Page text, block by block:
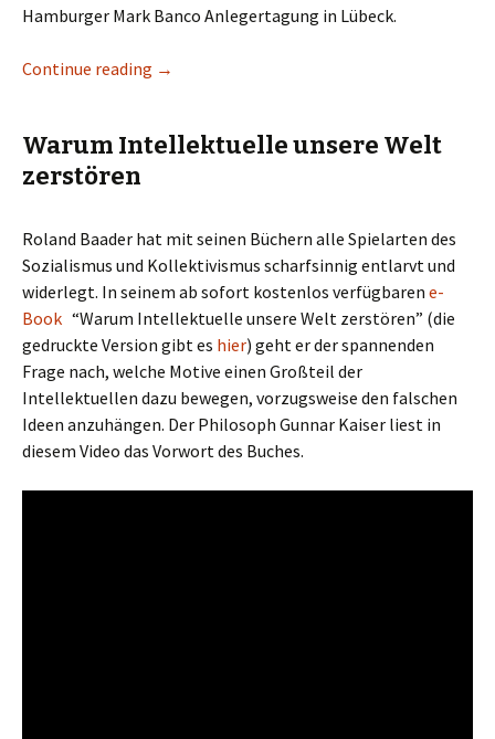
Hamburger Mark Banco Anlegertagung in Lübeck.
Continue reading Dr. Markus Krall erhält die ROLAND
→
Warum Intellektuelle unsere Welt
zerstören
Roland Baader hat mit seinen Büchern alle Spielarten des
Sozialismus und Kollektivismus scharfsinnig entlarvt und
widerlegt. In seinem ab sofort kostenlos verfügbaren e-
Book “Warum Intellektuelle unsere Welt zerstören” (die
gedruckte Version gibt es hier) geht er der spannenden
Frage nach, welche Motive einen Großteil der
Intellektuellen dazu bewegen, vorzugsweise den falschen
Ideen anzuhängen. Der Philosoph Gunnar Kaiser liest in
diesem Video das Vorwort des Buches.